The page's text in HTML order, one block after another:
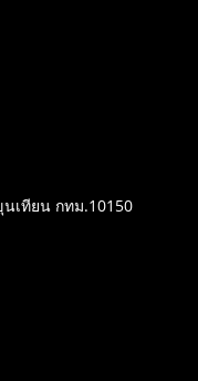
เทียน กทม.10150